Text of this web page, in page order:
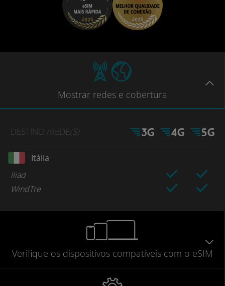
Mostrar redes e cobertura
DESTINO /REDE(S)
Itália
Iliad
WindTre
Verifique os dispositivos compatíveis com o eSIM